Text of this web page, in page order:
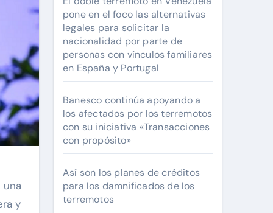
una
y
pone en el foco las alternativas
legales para solicitar la
nacionalidad por parte de
personas con vínculos familiares
en España y Portugal
Banesco continúa apoyando a
los afectados por los terremotos
con su iniciativa «Transacciones
con propósito»
Así son los planes de créditos
para los damnificados de los
terremotos